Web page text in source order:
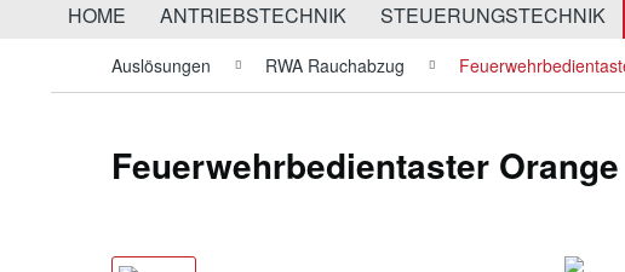
HOME ANTRIEBSTECHNIK STEUERUNGSTECHNIK
Auslösungen RWA Rauchabzug
Feuerwehrbedientaster